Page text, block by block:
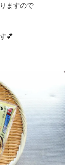
ますので
💕